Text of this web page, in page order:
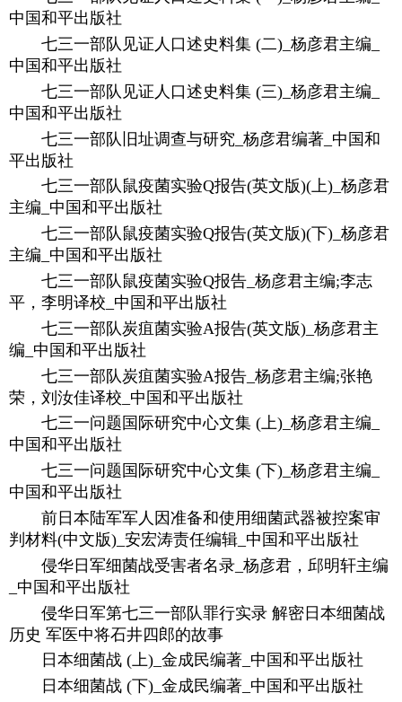
中国和平出版社
七三一部队见证人口述史料集 (二)_杨彦君主编_
中国和平出版社
七三一部队见证人口述史料集 (三)_杨彦君主编_
中国和平出版社
七三一部队旧址调查与研究_杨彦君编著_中国和
平出版社
七三一部队鼠疫菌实验Q报告(英文版)(上)_杨彦君
主编_中国和平出版社
七三一部队鼠疫菌实验Q报告(英文版)(下)_杨彦君
主编_中国和平出版社
七三一部队鼠疫菌实验Q报告_杨彦君主编;李志
平，李明译校_中国和平出版社
七三一部队炭疽菌实验A报告(英文版)_杨彦君主
编_中国和平出版社
七三一部队炭疽菌实验A报告_杨彦君主编;张艳
荣，刘汝佳译校_中国和平出版社
七三一问题国际研究中心文集 (上)_杨彦君主编_
中国和平出版社
七三一问题国际研究中心文集 (下)_杨彦君主编_
中国和平出版社
前日本陆军军人因准备和使用细菌武器被控案审
判材料(中文版)_安宏涛责任编辑_中国和平出版社
侵华日军细菌战受害者名录_杨彦君，邱明轩主编
_中国和平出版社
侵华日军第七三一部队罪行实录 解密日本细菌战
历史 军医中将石井四郎的故事
日本细菌战 (上)_金成民编著_中国和平出版社
日本细菌战 (下)_金成民编著_中国和平出版社